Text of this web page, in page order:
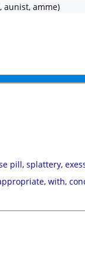
aunist, amme)
pill, splattery,
, with,